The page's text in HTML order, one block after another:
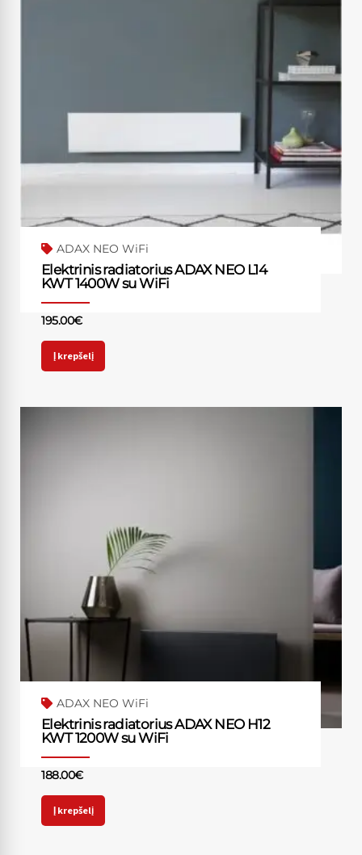
ADAX NEO WiFi
Elektrinis radiatorius ADAX NEO L14
KWT 1400W su WiFi
195.00€
Į krepšelį
ADAX NEO WiFi
Elektrinis radiatorius ADAX NEO H12
KWT 1200W su WiFi
188.00€
Į krepšelį